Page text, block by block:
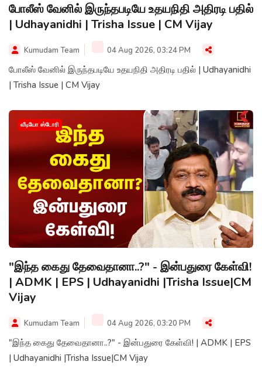
போலீஸ் வேனில் இருந்தபடியே உதயநிதி அதிரடி பதில்
| Udhayanidhi | Trisha Issue | CM Vijay
Kumudam Team 04 Aug 2026, 03:24 PM
போலீஸ் வேனில் இருந்தபடியே உதயநிதி அதிரடி பதில் | Udhayanidhi
| Trisha Issue | CM Vijay
வீடியோ ஸ்டோரி
"இந்த கைது தேவைதானா..?" - இன்பதுரை கேள்வி!
| ADMK | EPS | Udhayanidhi |Trisha Issue|CM
Vijay
Kumudam Team 04 Aug 2026, 03:20 PM
"இந்த கைது தேவைதானா..?" - இன்பதுரை கேள்வி! | ADMK | EPS
| Udhayanidhi |Trisha Issue|CM Vijay